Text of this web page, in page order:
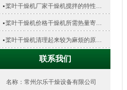
桨叶干燥机厂家干燥机搅拌的特性…
桨叶干燥机价格干燥机所需热量寄…
桨叶干燥机清理起来较为麻烦的原…
联系我们
名称：常州尔乐干燥设备有限公司